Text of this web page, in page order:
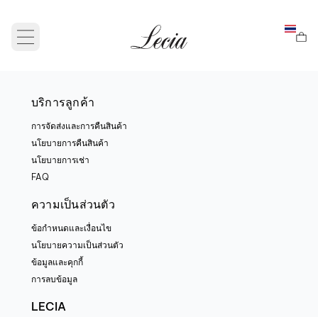
Open main menu
บริการลูกค้า
การจัดส่งและการคืนสินค้า
นโยบายการคืนสินค้า
นโยบายการเช่า
FAQ
ความเป็นส่วนตัว
ข้อกำหนดและเงื่อนไข
นโยบายความเป็นส่วนตัว
ข้อมูลและคุกกี้
การลบข้อมูล
LECIA